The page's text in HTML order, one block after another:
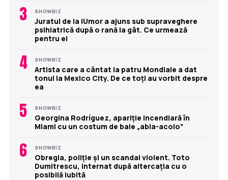
3 SHOWBIZ
Juratul de la iUmor a ajuns sub supraveghere
psihiatrică după o rană la gât. Ce urmează
pentru el
4 SHOWBIZ
Artista care a cântat la patru Mondiale a dat
tonul la Mexico City. De ce toți au vorbit despre
ea
5 SHOWBIZ
Georgina Rodríguez, apariție incendiară în
Miami cu un costum de baie „abia-acolo”
6 SHOWBIZ
Obregia, poliție și un scandal violent. Toto
Dumitrescu, internat după altercația cu o
posibilă iubită